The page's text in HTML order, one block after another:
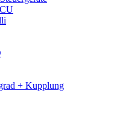
+ Kupplung